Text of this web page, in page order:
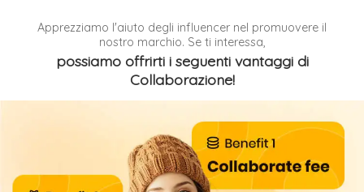
Apprezziamo l'aiuto degli influencer nel promuovere il
nostro marchio. Se ti interessa,
possiamo offrirti i seguenti vantaggi di
Collaborazione!